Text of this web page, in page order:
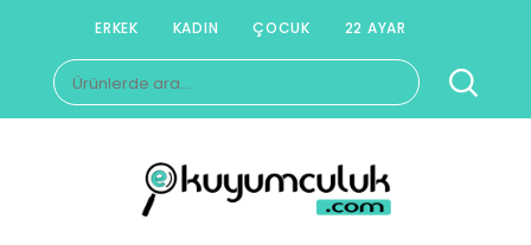
content
ERKEK KADIN ÇOCUK 22 AYAR
Ara:
E-KUYUMCULUK
Herkesin Kuyumcusu